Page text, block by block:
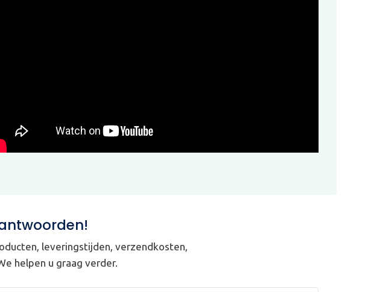
leveringstijden, verzendkosten,
helpen u graag verder.